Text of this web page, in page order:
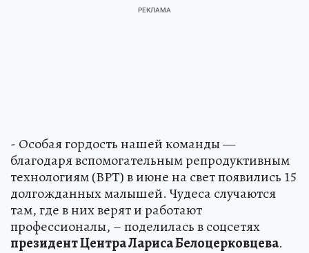
- Особая гордость нашей команды —
благодаря вспомогательным репродуктивным
технологиям (ВРТ) в июне на свет появились 15
долгожданных малышей. Чудеса случаются
там, где в них верят и работают
профессионалы, – поделилась в соцсетях
президент Центра Лариса Белоцерковцева.